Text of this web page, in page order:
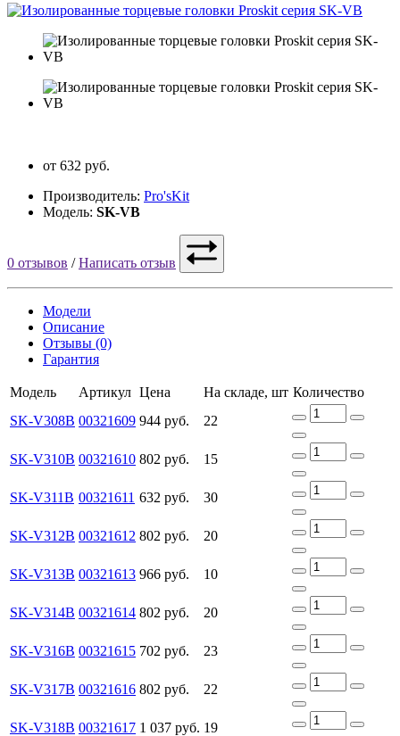
от 632 руб.
Производитель: Pro'sKit
Модель: SK-VB
0 отзывов /Написать отзыв
Модели
Описание
Отзывы (0)
Гарантия
Модель Артикул Цена На складе, шт Количество
SK-V308B 00321609 944 руб. 22
SK-V310B 00321610 802 руб. 15
SK-V311B 00321611 632 руб. 30
SK-V312B 00321612 802 руб. 20
SK-V313B 00321613 966 руб. 10
SK-V314B 00321614 802 руб. 20
SK-V316B 00321615 702 руб. 23
SK-V317B 00321616 802 руб. 22
SK-V318B 00321617 1 037 руб. 19